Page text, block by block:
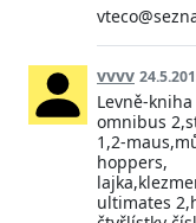
vvvv
Levně-
omnibus
1,2-
hoppers,
ultimates